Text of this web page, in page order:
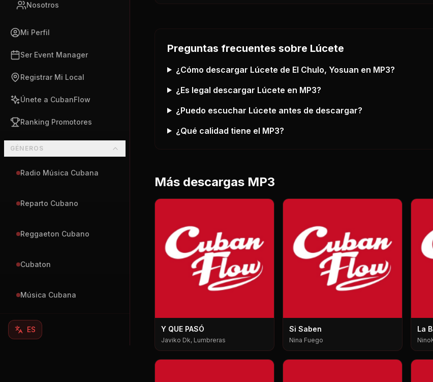
Nosotros
Mi Perfil
Ser Event Manager
Registrar Mi Local
Únete a CubanFlow
Ranking Promotores
GÉNEROS
Radio Música Cubana
Reparto Cubano
Reggaeton Cubano
Cubaton
Música Cubana
ES
Preguntas frecuentes sobre Lúcete
¿Cómo descargar Lúcete de El Chulo, Yosuan en MP3?
¿Es legal descargar Lúcete en MP3?
¿Puedo escuchar Lúcete antes de descargar?
¿Qué calidad tiene el MP3?
Más descargas MP3
Y QUE PASÓ
Javiko Dk, Lumbreras
Si Saben
Nina Fuego
La